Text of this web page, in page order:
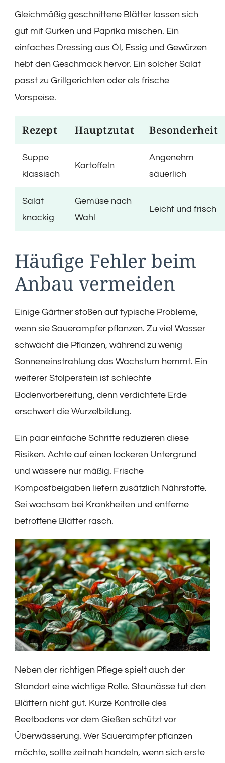
Gleichmäßig geschnittene Blätter lassen sich
gut mit Gurken und Paprika mischen. Ein
einfaches Dressing aus Öl, Essig und Gewürzen
hebt den Geschmack hervor. Ein solcher Salat
passt zu Grillgerichten oder als frische
Vorspeise.
Rezept Hauptzutat Besonderheit
Suppe
klassisch
Kartoffeln
Angenehm
säuerlich
Salat
knackig
Gemüse nach
Wahl
Leicht und frisch
Häufige Fehler beim
Anbau vermeiden
Einige Gärtner stoßen auf typische Probleme,
wenn sie Sauerampfer pflanzen. Zu viel Wasser
schwächt die Pflanzen, während zu wenig
Sonneneinstrahlung das Wachstum hemmt. Ein
weiterer Stolperstein ist schlechte
Bodenvorbereitung, denn verdichtete Erde
erschwert die Wurzelbildung.
Ein paar einfache Schritte reduzieren diese
Risiken. Achte auf einen lockeren Untergrund
und wässere nur mäßig. Frische
Kompostbeigaben liefern zusätzlich Nährstoffe.
Sei wachsam bei Krankheiten und entferne
betroffene Blätter rasch.
Neben der richtigen Pflege spielt auch der
Standort eine wichtige Rolle. Staunässe tut den
Blättern nicht gut. Kurze Kontrolle des
Beetbodens vor dem Gießen schützt vor
Überwässerung. Wer Sauerampfer pflanzen
möchte, sollte zeitnah handeln, wenn sich erste